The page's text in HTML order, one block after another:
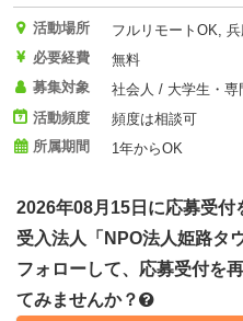
活動場所
フルリモートOK,
必要経費
無料
募集対象
社会人 / 大学生・専
活動頻度
頻度は相談可
所属期間
1年からOK
2026年08月15日に応募受付
受入法人「NPO法人姫路タ
フォローして、応募受付を
てみませんか？